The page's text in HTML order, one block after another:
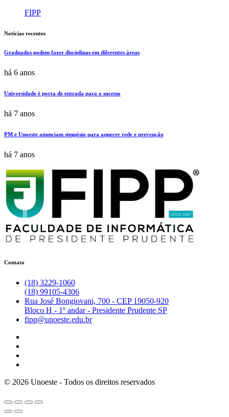
FIPP
Notícias recentes
Graduados podem fazer disciplinas em diferentes áreas
há 6 anos
Universidade é porta de entrada para o sucesso
há 7 anos
PM e Unoeste anunciam simpósio para aquecer rede e prevenção
há 7 anos
Contato
(18) 3229-1060
(18) 99105-4306
Rua José Bongiovani, 700 - CEP 19050-920
Bloco H - 1º andar - Presidente Prudente SP
fipp@unoeste.edu.br
© 2026 Unoeste - Todos os direitos reservados